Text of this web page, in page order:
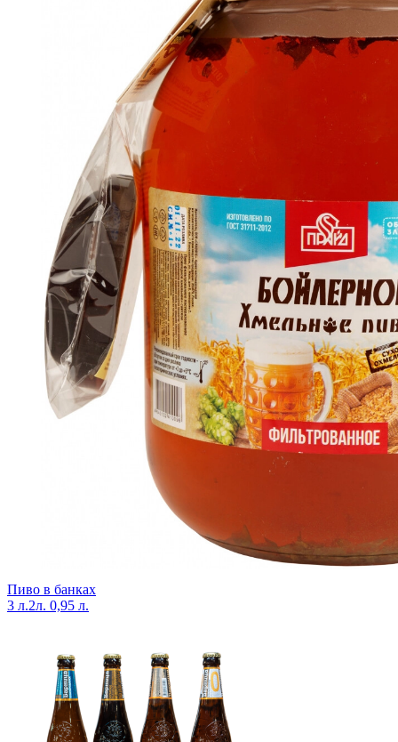
Пиво в банках
3 л.2л. 0,95 л.